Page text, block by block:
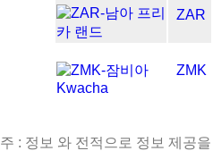
ZAR
ZMK
주 : 정보 와 전적으로 정보 제공